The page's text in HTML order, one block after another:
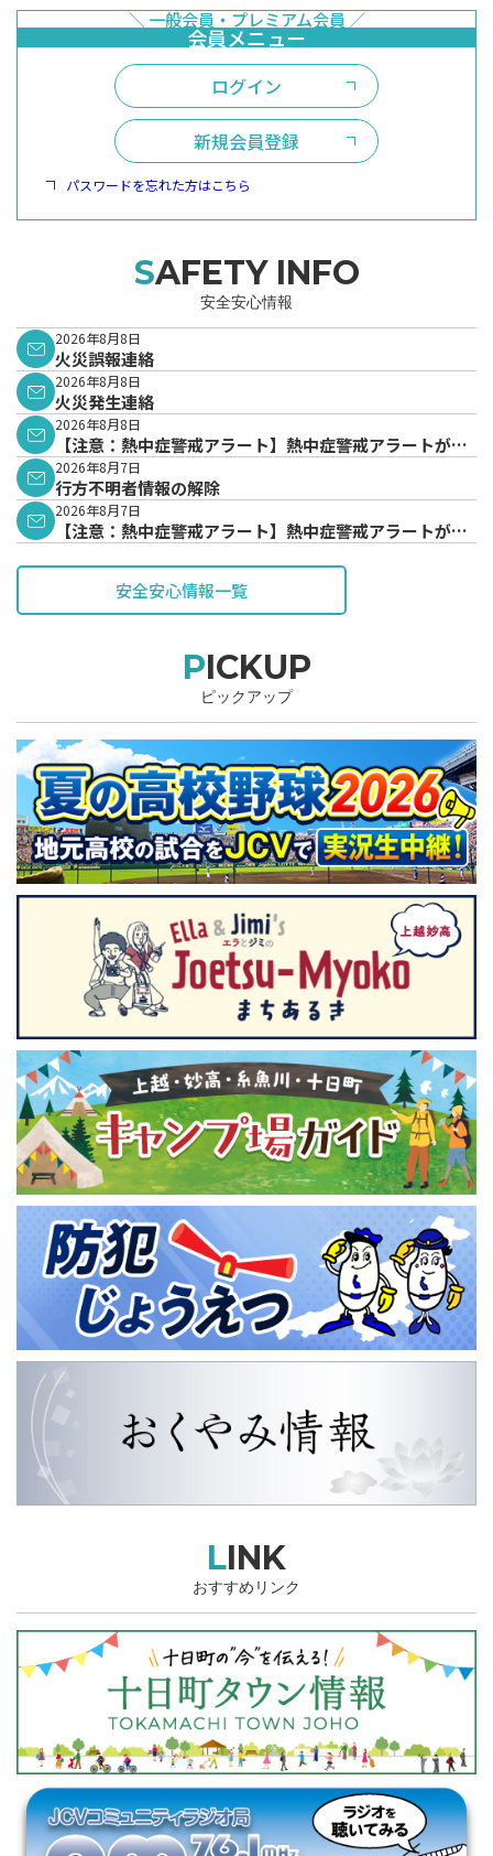
ログイン
新規会員登録
パスワードを忘れた方はこちら
SAFETY INFO
安全安心情報
2026年8月8日
火災誤報連絡
2026年8月8日
火災発生連絡
2026年8月8日
【注意：熱中症警戒アラート】熱中症警戒アラートが発
表されています。
2026年8月7日
行方不明者情報の解除
2026年8月7日
【注意：熱中症警戒アラート】熱中症警戒アラートが発
安全安心情報一覧
PICKUP
ピックアップ
LINK
おすすめリンク